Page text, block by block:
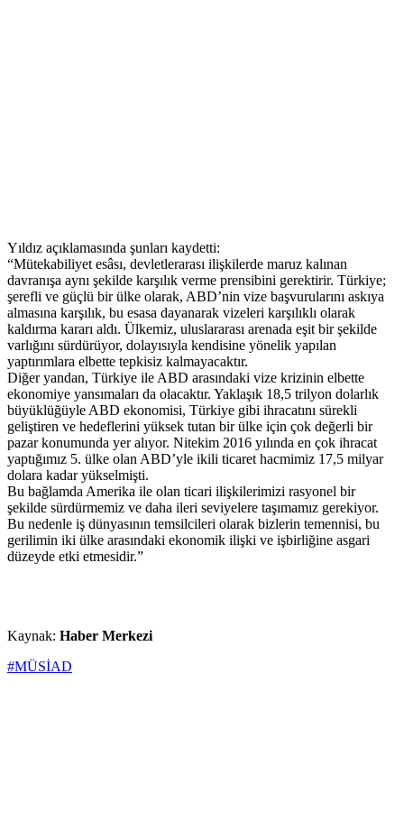
Yıldız açıklamasında şunları kaydetti:
“Mütekabiliyet esâsı, devletlerarası ilişkilerde maruz kalınan
davranışa aynı şekilde karşılık verme prensibini gerektirir. Türkiye;
şerefli ve güçlü bir ülke olarak, ABD’nin vize başvurularını askıya
almasına karşılık, bu esasa dayanarak vizeleri karşılıklı olarak
kaldırma kararı aldı. Ülkemiz, uluslararası arenada eşit bir şekilde
varlığını sürdürüyor, dolayısıyla kendisine yönelik yapılan
yaptırımlara elbette tepkisiz kalmayacaktır.
Diğer yandan, Türkiye ile ABD arasındaki vize krizinin elbette
ekonomiye yansımaları da olacaktır. Yaklaşık 18,5 trilyon dolarlık
büyüklüğüyle ABD ekonomisi, Türkiye gibi ihracatını sürekli
geliştiren ve hedeflerini yüksek tutan bir ülke için çok değerli bir
pazar konumunda yer alıyor. Nitekim 2016 yılında en çok ihracat
yaptığımız 5. ülke olan ABD’yle ikili ticaret hacmimiz 17,5 milyar
dolara kadar yükselmişti.
Bu bağlamda Amerika ile olan ticari ilişkilerimizi rasyonel bir
şekilde sürdürmemiz ve daha ileri seviyelere taşımamız gerekiyor.
Bu nedenle iş dünyasının temsilcileri olarak bizlerin temennisi, bu
gerilimin iki ülke arasındaki ekonomik ilişki ve işbirliğine asgari
düzeyde etki etmesidir.”
Kaynak: Haber Merkezi
#MÜSİAD